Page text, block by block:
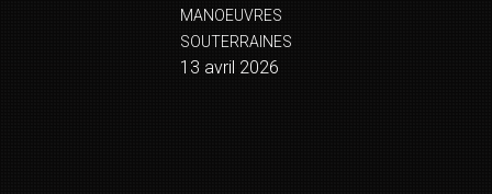
MANOEUVRES
SOUTERRAINES
13 avril 2026